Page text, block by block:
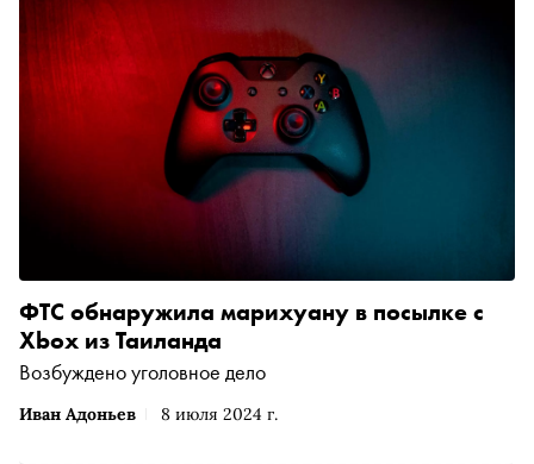
Иван Адоньев 8 июля 2024 г.
ФТС обнаружила марихуану в посылке с
Xbox из Таиланда
Возбуждено уголовное дело